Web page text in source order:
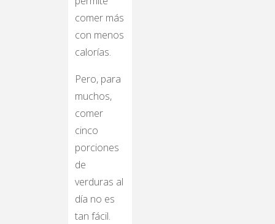
comer más
con menos
calorías.
Pero, para
muchos,
comer
cinco
porciones
de
verduras al
día no es
tan fácil.